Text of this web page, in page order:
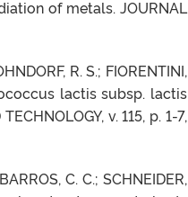
of metals. JOURNAL
R. S.; FIORENTINI,
lactis subsp. lactis
v. 115, p. 1-7,
C. C.; SCHNEIDER,